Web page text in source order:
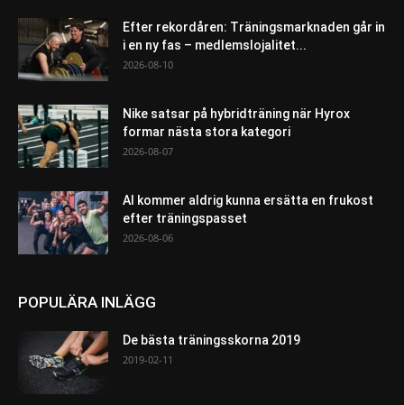
Efter rekordåren: Träningsmarknaden går in
i en ny fas – medlemslojalitet...
2026-08-10
Nike satsar på hybridträning när Hyrox
formar nästa stora kategori
2026-08-07
AI kommer aldrig kunna ersätta en frukost
efter träningspasset
2026-08-06
POPULÄRA INLÄGG
De bästa träningsskorna 2019
2019-02-11